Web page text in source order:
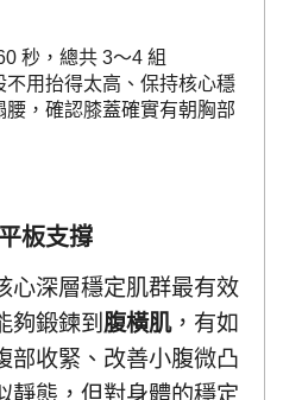
秒，總共 3～4 組
不用抬得太高、保持核心穩
，確認膝蓋確實有朝胸部
板支撐
心深層穩定肌群最有效
夠鍛鍊到 腹橫肌，有如
部收緊、改善小腹微凸
靜態，但對身體的穩定